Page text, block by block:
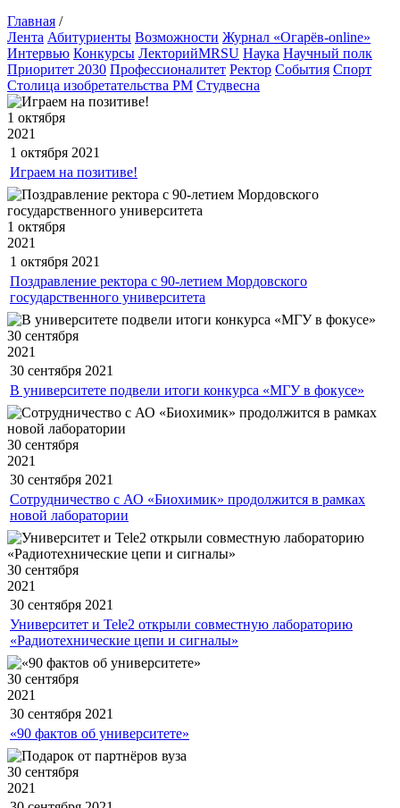
Главная /
Лента Абитуриенты Возможности Журнал «Огарёв-online»
Интервью Конкурсы ЛекторийMRSU Наука Научный полк
Приоритет 2030 Профессионалитет Ректор События Спорт
Столица изобретательства РМ Студвесна
1 октября
2021
1 октября 2021
Играем на позитиве!
1 октября
2021
1 октября 2021
Поздравление ректора с 90-летием Мордовского
государственного университета
30 сентября
2021
30 сентября 2021
В университете подвели итоги конкурса «МГУ в фокусе»
30 сентября
2021
30 сентября 2021
Сотрудничество с АО «Биохимик» продолжится в рамках
новой лаборатории
30 сентября
2021
30 сентября 2021
Университет и Tele2 открыли совместную лабораторию
«Радиотехнические цепи и сигналы»
30 сентября
2021
30 сентября 2021
«90 фактов об университете»
30 сентября
2021